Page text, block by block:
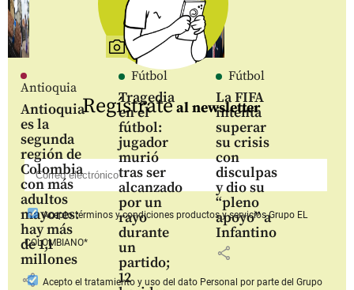
Antioquia
Antioquia
es la
segunda
región de
Colombia
con más
adultos
mayores:
hay más
de 1,1
millones
share
Fútbol
Tragedia
en el
fútbol:
jugador
murió
tras ser
alcanzado
por un
rayo
durante
un
partido;
12
Fútbol
La FIFA
intenta
superar
su crisis
con
disculpas
y dio su
“pleno
apoyo” a
Infantino
share
Regístrateal newsletter
Aceptotérminos y condiciones productos y serviciosGrupo EL
COLOMBIANO*
Acepto el tratamiento y uso del dato Personal por parte del Grupo